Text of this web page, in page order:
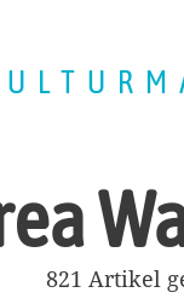
821 Artikel